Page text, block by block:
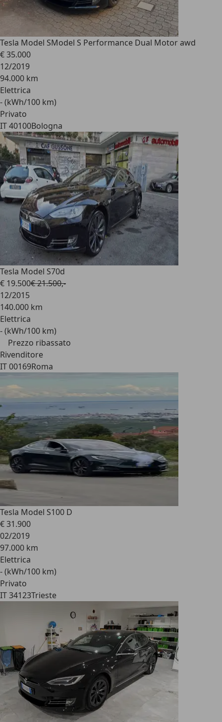
Tesla Model SModel S Performance Dual Motor awd
€ 35.000
12/2019
94.000 km
Elettrica
- (kWh/100 km)
Privato
IT 40100Bologna
Tesla Model S70d
€ 19.500€ 21.500,-
12/2015
140.000 km
Elettrica
- (kWh/100 km)
Prezzo ribassato
Rivenditore
IT 00169Roma
Tesla Model S100 D
€ 31.900
02/2019
97.000 km
Elettrica
- (kWh/100 km)
Privato
IT 34123Trieste